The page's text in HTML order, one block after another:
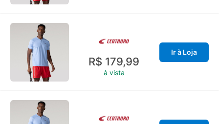
R$ 179,99
à vista
Ir à Loja